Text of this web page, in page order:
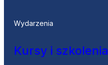
Wydarzenia
Kursy i szkolenia